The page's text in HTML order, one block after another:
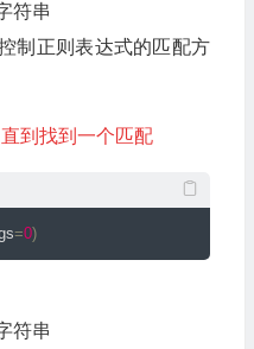
符串
制正则表达式的匹配方
到找到一个匹配
=0)
符串